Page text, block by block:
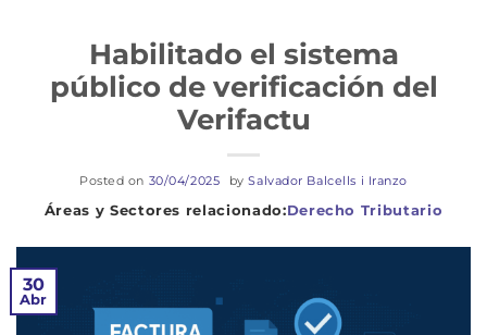
Derecho Tributario
Habilitado el sistema
público de verificación del
Verifactu
Posted on 30/04/2025 bySalvador Balcells i Iranzo
30
Abr